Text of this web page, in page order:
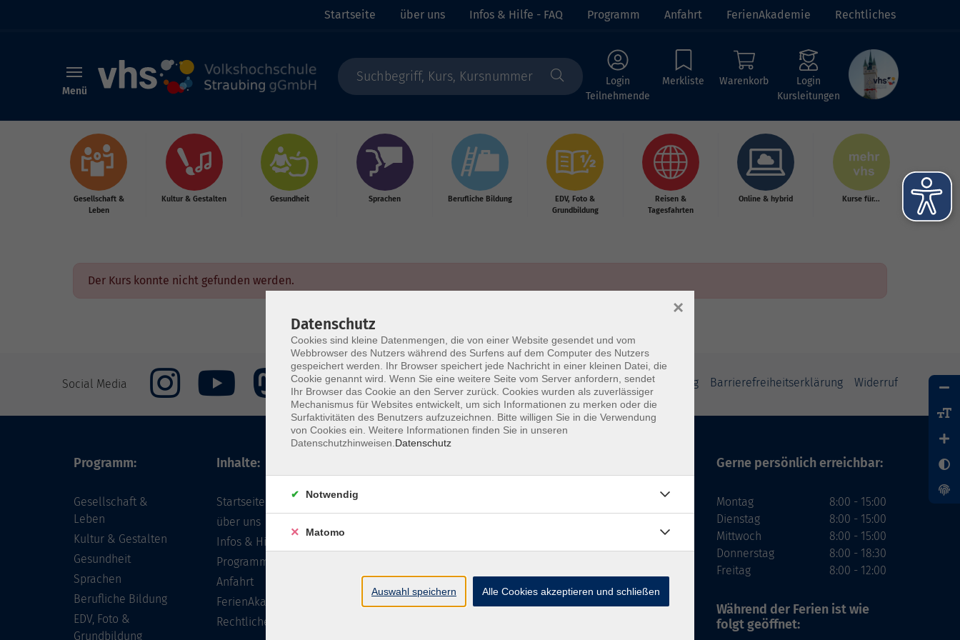
Startseite über uns Infos & Hilfe - FAQ Programm Anfahrt FerienAkademie Rechtliches
Menü
Login
Teilnehmende
Merkliste Warenkorb
Login
Kursleitungen
Gesellschaft &
Leben
Kultur & Gestalten Gesundheit Sprachen Berufliche Bildung
EDV, Foto &
Grundbildung
Reisen &
Tagesfahrten
Online & hybrid Kurse für...
Der Kurs konnte nicht gefunden werden.
Social Media Impressum AGB Widerrufsbelehrung Datenschutzerklärung Barrierefreiheitserklärung Widerruf
Programm:
Gesellschaft &
Leben
Kultur & Gestalten
Gesundheit
Sprachen
Berufliche Bildung
EDV, Foto &
Grundbildung
Inhalte:
Startseite
über uns
Infos & Hilfe - FAQ
Programm
Anfahrt
FerienAkademie
Rechtliches
Tel: +49 9421 8457-0
Fax: +49 9421 8457-50
Gerne persönlich erreichbar:
Montag
Dienstag
Mittwoch
Donnerstag
Freitag
8:00 - 15:00
8:00 - 15:00
8:00 - 15:00
8:00 - 18:30
8:00 - 12:00
Während der Ferien ist wie
folgt geöffnet:
Datenschutz
Cookies sind kleine Datenmengen, die von einer Website gesendet und vom
Webbrowser des Nutzers während des Surfens auf dem Computer des Nutzers
gespeichert werden. Ihr Browser speichert jede Nachricht in einer kleinen Datei, die
Cookie genannt wird. Wenn Sie eine weitere Seite vom Server anfordern, sendet
Ihr Browser das Cookie an den Server zurück. Cookies wurden als zuverlässiger
Mechanismus für Websites entwickelt, um sich Informationen zu merken oder die
Surfaktivitäten des Benutzers aufzuzeichnen. Bitte willigen Sie in die Verwendung
von Cookies ein. Weitere Informationen finden Sie in unseren
Datenschutzhinweisen. Datenschutz
×
Notwendig
Matomo
Auswahl speichern Alle Cookies akzeptieren und schließen